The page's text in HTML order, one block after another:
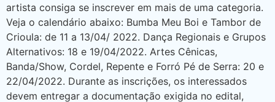
artista consiga se inscrever em mais de uma categoria.
Veja o calendário abaixo: Bumba Meu Boi e Tambor de
Crioula: de 11 a 13/04/ 2022. Dança Regionais e Grupos
Alternativos: 18 e 19/04/2022. Artes Cênicas,
Banda/Show, Cordel, Repente e Forró Pé de Serra: 20 e
22/04/2022. Durante as inscrições, os interessados
devem entregar a documentação exigida no edital,